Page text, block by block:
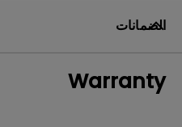
الضمانات
Warranty